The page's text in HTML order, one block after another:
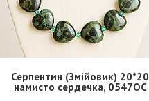
Серпентин (Змійовик) 20*20
намисто сердечка, 0547ОС